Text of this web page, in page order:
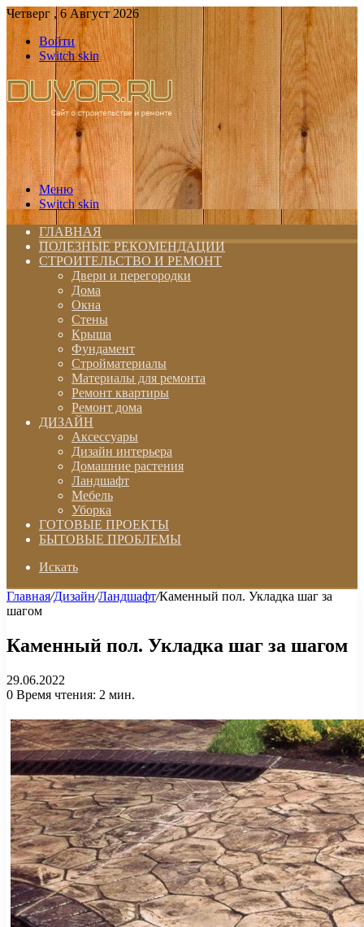
Четверг , 6 Август 2026
Войти
Switch skin
Меню
Switch skin
ГЛАВНАЯ
ПОЛЕЗНЫЕ РЕКОМЕНДАЦИИ
СТРОИТЕЛЬСТВО И РЕМОНТ
Двери и перегородки
Дома
Окна
Стены
Крыша
Фундамент
Стройматериалы
Материалы для ремонта
Ремонт квартиры
Ремонт дома
ДИЗАЙН
Аксессуары
Дизайн интерьера
Домашние растения
Ландшафт
Мебель
Уборка
ГОТОВЫЕ ПРОЕКТЫ
БЫТОВЫЕ ПРОБЛЕМЫ
Искать
Главная/Дизайн/Ландшафт/Каменный пол. Укладка шаг за
шагом
Каменный пол. Укладка шаг за шагом
29.06.2022
0 Время чтения: 2 мин.